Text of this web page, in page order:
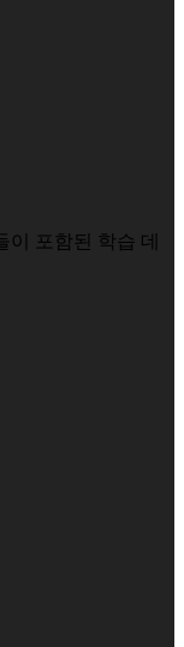
포함된 학습 데